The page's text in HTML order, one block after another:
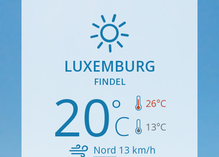
LUXEMBURG
FINDEL
20 26°C
13°C
Nord 13 km/h